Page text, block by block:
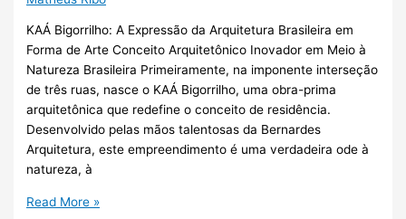
KAÁ Bigorrilho: A Expressão da Arquitetura Brasileira em
Forma de Arte Conceito Arquitetônico Inovador em Meio à
Natureza Brasileira Primeiramente, na imponente interseção
de três ruas, nasce o KAÁ Bigorrilho, uma obra-prima
arquitetônica que redefine o conceito de residência.
Desenvolvido pelas mãos talentosas da Bernardes
Arquitetura, este empreendimento é uma verdadeira ode à
natureza, à
Read More »